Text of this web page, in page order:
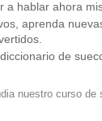
a hablar ahora
aprenda
de
nuestro curso de